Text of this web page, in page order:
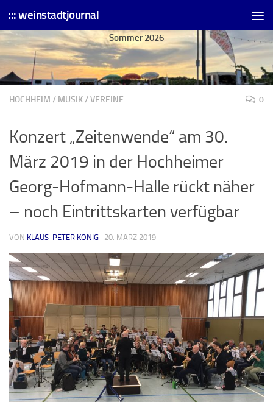
Skip to content
::: weinstadtjournal
Sommer 2026
HOCHHEIM / MUSIK/VEREINE 0
Konzert „Zeitenwende“ am 30.
März 2019 in der Hochheimer
Georg-Hofmann-Halle rückt näher
– noch Eintrittskarten verfügbar
VON KLAUS-PETER KÖNIG · 20. MÄRZ 2019